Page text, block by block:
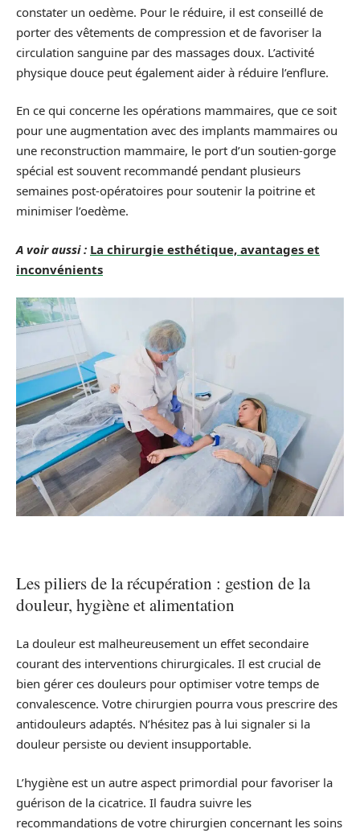
constater un oedème. Pour le réduire, il est conseillé de
porter des vêtements de compression et de favoriser la
circulation sanguine par des massages doux. L’activité
physique douce peut également aider à réduire l’enflure.
En ce qui concerne les opérations mammaires, que ce soit
pour une augmentation avec des implants mammaires ou
une reconstruction mammaire, le port d’un soutien-gorge
spécial est souvent recommandé pendant plusieurs
semaines post-opératoires pour soutenir la poitrine et
minimiser l’oedème.
A voir aussi : La chirurgie esthétique, avantages et
inconvénients
Les piliers de la récupération : gestion de la
douleur, hygiène et alimentation
La douleur est malheureusement un effet secondaire
courant des interventions chirurgicales. Il est crucial de
bien gérer ces douleurs pour optimiser votre temps de
convalescence. Votre chirurgien pourra vous prescrire des
antidouleurs adaptés. N’hésitez pas à lui signaler si la
douleur persiste ou devient insupportable.
L’hygiène est un autre aspect primordial pour favoriser la
guérison de la cicatrice. Il faudra suivre les
recommandations de votre chirurgien concernant les soins